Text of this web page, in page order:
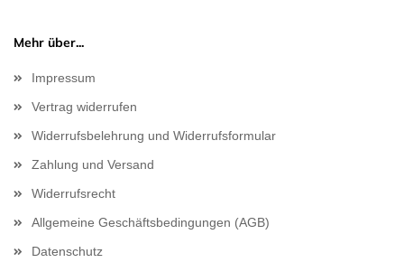
Mehr über...
Impressum
Vertrag widerrufen
Widerrufsbelehrung und Widerrufsformular
Zahlung und Versand
Widerrufsrecht
Allgemeine Geschäftsbedingungen (AGB)
Datenschutz